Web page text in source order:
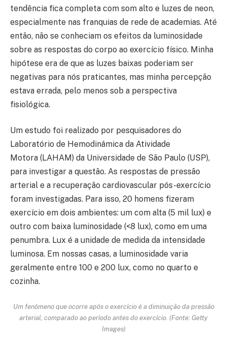
tendência fica completa com som alto e luzes de neon,
especialmente nas franquias de rede de academias. Até
então, não se conheciam os efeitos da luminosidade
sobre as respostas do corpo ao exercício físico. Minha
hipótese era de que as luzes baixas poderiam ser
negativas para nós praticantes, mas minha percepção
estava errada, pelo menos sob a perspectiva
fisiológica.
Um estudo foi realizado por pesquisadores do
Laboratório de Hemodinâmica da Atividade
Motora (LAHAM) da Universidade de São Paulo (USP),
para investigar a questão. As respostas de pressão
arterial e a recuperação cardiovascular pós-exercício
foram investigadas. Para isso, 20 homens fizeram
exercício em dois ambientes: um com alta (5 mil lux) e
outro com baixa luminosidade (<8 lux), como em uma
penumbra. Lux é a unidade de medida da intensidade
luminosa. Em nossas casas, a luminosidade varia
geralmente entre 100 e 200 lux, como no quarto e
cozinha.
Um fenômeno que ocorre após o exercício é a diminuição da pressão
arterial, comparado ao período antes do exercício. (Fonte: Getty
Images)